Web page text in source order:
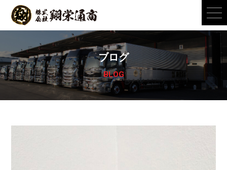
ブログ
BLOG